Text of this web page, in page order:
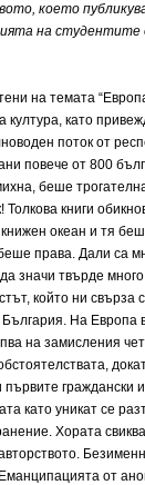
което
на
на темата
култура, като
поток от
повече от 800
беше
книги
океан и тя
права. Дали са
значи твърде
който ни свърза
На
на замисления
граждански
като уникат се
Хората
от